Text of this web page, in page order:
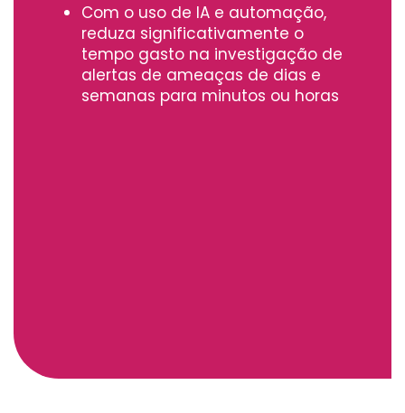
Com o uso de IA e automação,
reduza significativamente o
tempo gasto na investigação de
alertas de ameaças de dias e
semanas para minutos ou horas